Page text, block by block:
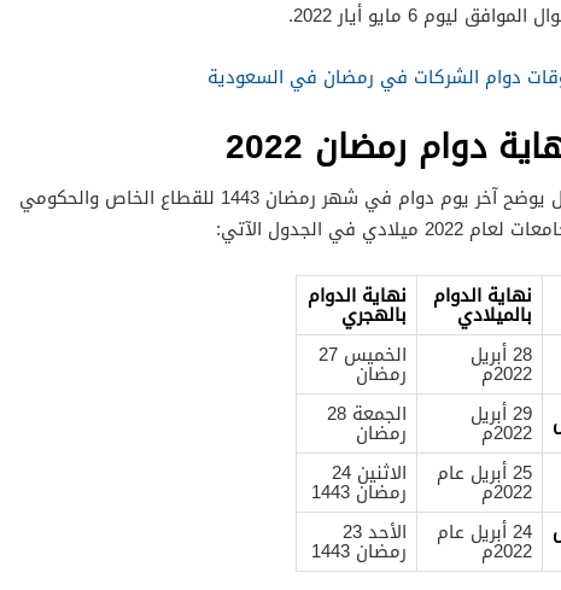
ليوم 6 مايو أيار 2022.
دوام الشركات في رمضان في السعودية
دوام رمضان 2022
فيما يلي جدول يوضح آخر يوم دوام في شهر رمضان 1443 للقطاع الخاص والحكومي
في الجدول الآتي:
نهاية الدوام
بالميلادي
نهاية الدوام
بالهجري
28 أبريل
2022م
الخميس 27
رمضان
29 أبريل
2022م
الجمعة 28
رمضان
25 أبريل عام
2022م
الاثنين 24
رمضان 1443
24 أبريل عام
2022م
الأحد 23
رمضان 1443